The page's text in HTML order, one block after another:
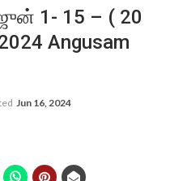
1- 15 – ( 20
Angusam
Jun 16, 2024